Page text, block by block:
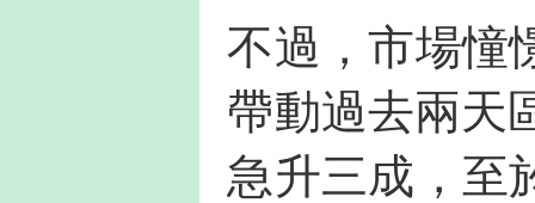
不過，市場憧
帶動過去兩天
急升三成，至